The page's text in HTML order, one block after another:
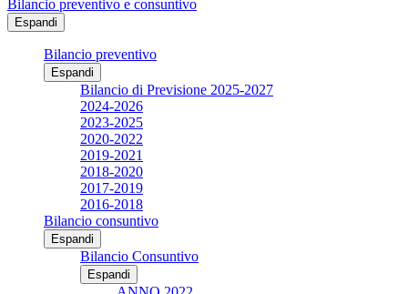
Bilancio preventivo e consuntivo
Espandi
Bilancio preventivo
Espandi
Bilancio di Previsione 2025-2027
2024-2026
2023-2025
2020-2022
2019-2021
2018-2020
2017-2019
2016-2018
Bilancio consuntivo
Espandi
Bilancio Consuntivo
Espandi